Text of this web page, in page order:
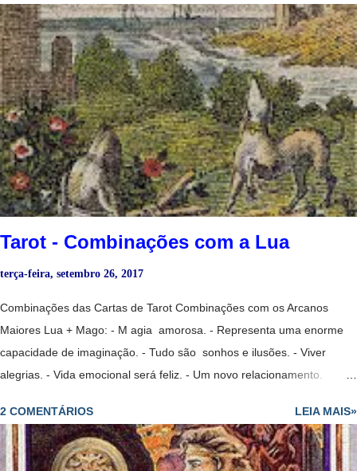
solucionados, embora lentamente. Mago + Sacerdotisa Invertida: -
Encontrará trabalho mas alguém invejoso lhe colocará obstáculos. -
Uma mulher sábia se vê tentada por um homem que não a merece e
não a respeita. Mago Invertido + Sacerdotisa: - Homem mentiroso,
que não consegue enganar sua companheira. Mago Invertido
+ Sacerdotisa Invertida: - Casal mal ajustado. Mago + Sacerdotisa +
Justiça: - Exames ou testes, estudos que se acabam. O Mago é o
trabalho, a Sacerdotisa os estudos e a Justiça fala sobre provas,...
Tarot - Combinações com a Lua
terça-feira, setembro 26, 2017
Combinações das Cartas de Tarot Combinações com os Arcanos
Maiores Lua + Mago: - M agia amorosa. - Representa uma enorme
capacidade de imaginação. - Tudo são sonhos e ilusões. - Viver
alegrias. - Vida emocional será feliz. - Um novo relacionamento.
que nos ajuda a superar uma grande tristeza. Lua Invertida + Mago
Invertido: - Pessoa pouco confiável. Lua + Mago + Sacerdotisa: - M
agia amorosa. - Uma musa. Lua + Mago + Sol: - Altos e baixos. -
2 COMENTÁRIOS LEIA MAIS»